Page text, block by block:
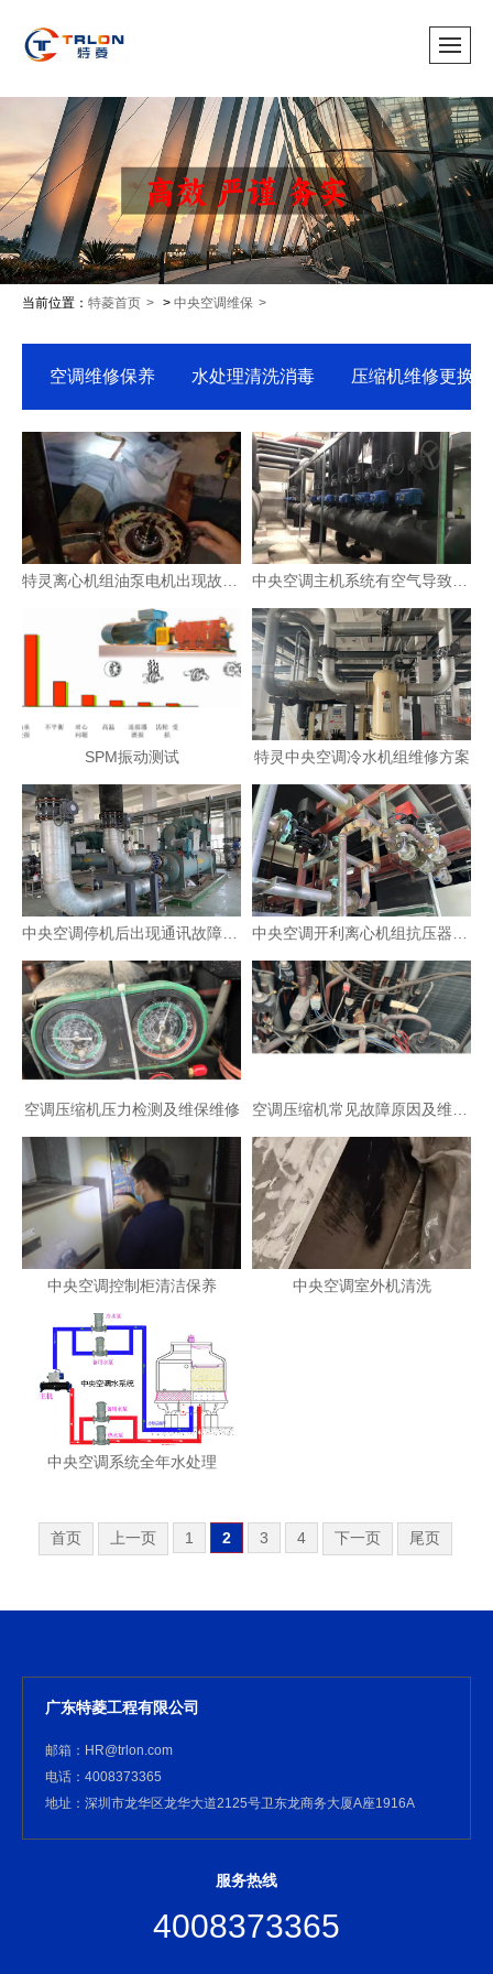
当前位置： 特菱首页 > 中央空调维保
空调维修保养 水处理清洗消毒 压缩机维修更换
SPM振动测试 特灵中央空调冷水机组维修方案
空调压缩机压力检测及维保维修
中央空调控制柜清洁保养 中央空调室外机清洗
中央空调系统全年水处理
首页 上一页 1 2 3 4 下一页 尾页
广东特菱工程有限公司
邮箱：HR@trlon.com
电话：4008373365
地址：深圳市龙华区龙华大道2125号卫东龙商务大厦A座1916A
服务热线
4008373365